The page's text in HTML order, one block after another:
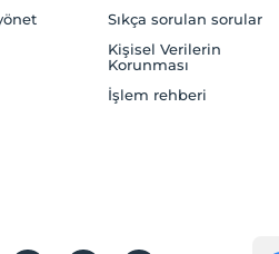
Sıkça sorulan sorular
Kişisel Verilerin
Korunması
İşlem rehberi